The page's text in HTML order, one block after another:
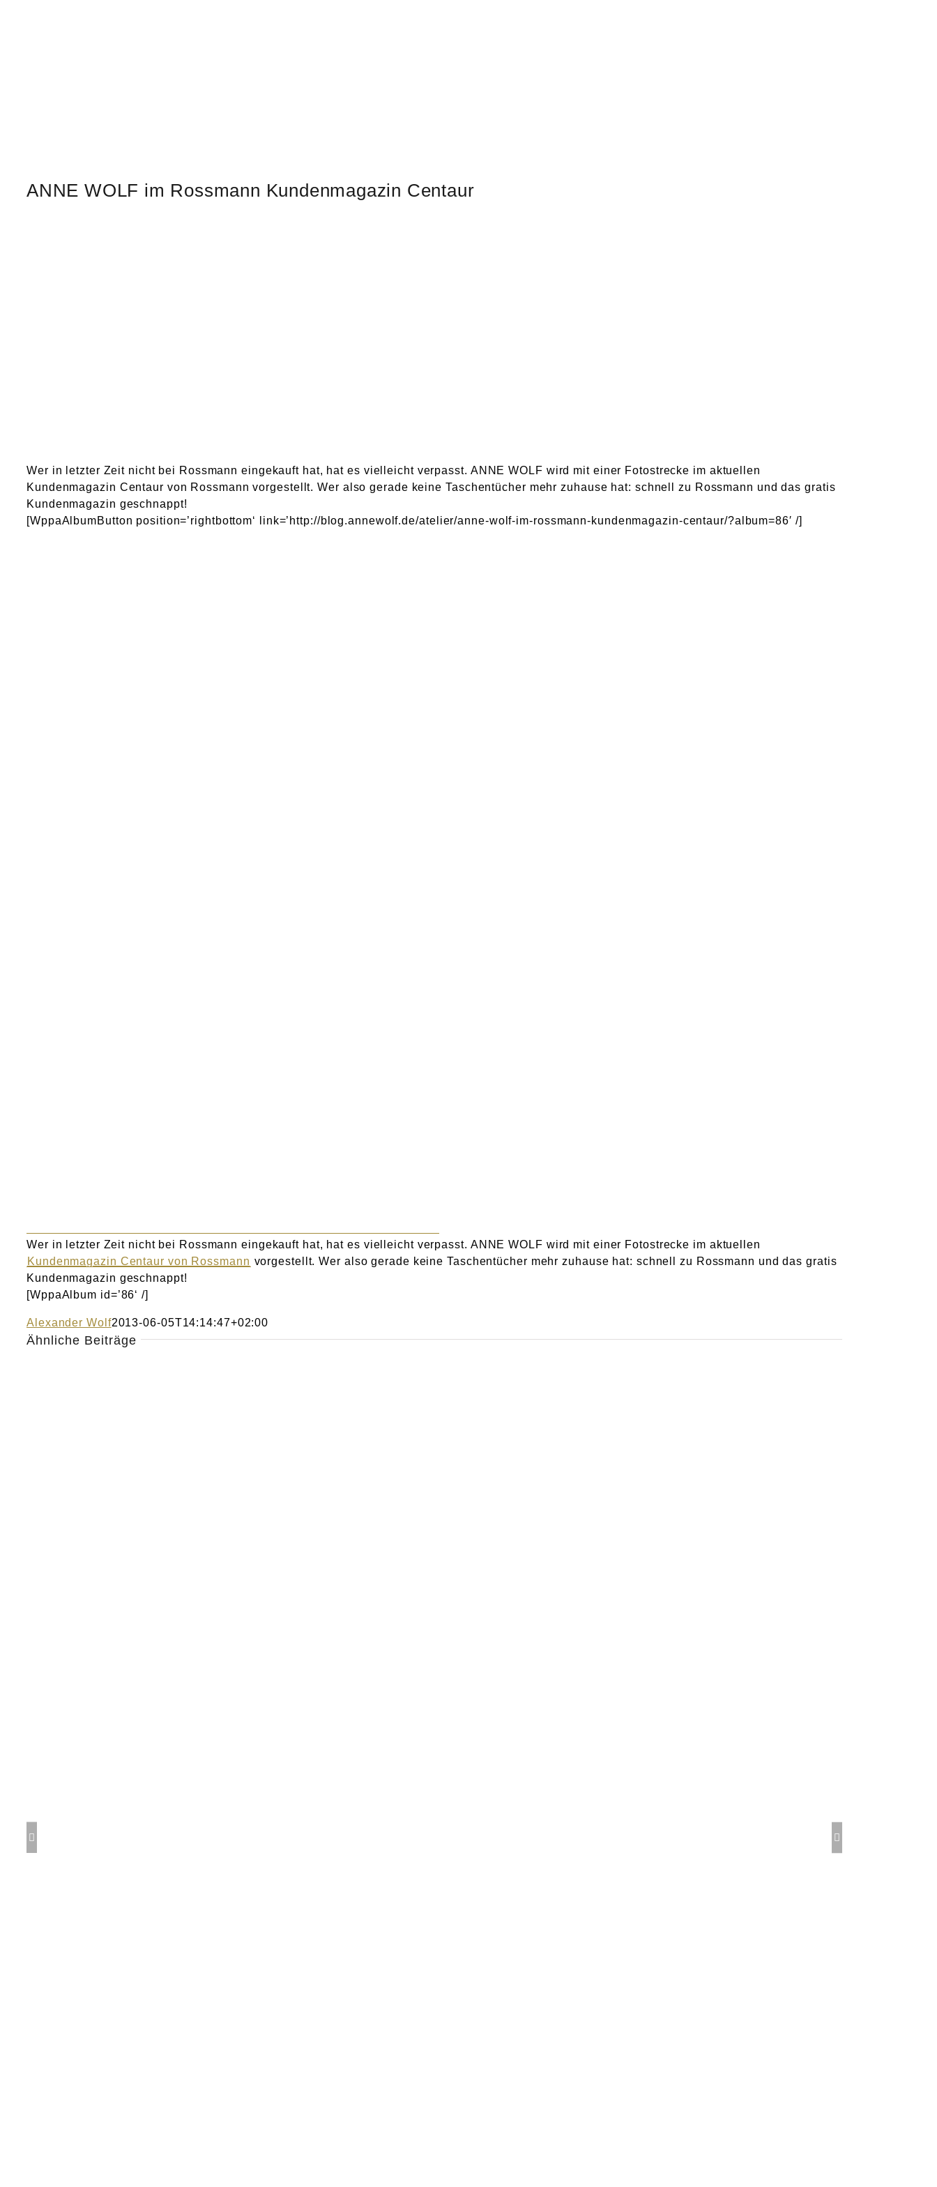
Bild
ANNE WOLF im Rossmann Kundenmagazin Centaur
Wer in letzter Zeit nicht bei Rossmann eingekauft hat, hat es vielleicht verpasst. ANNE WOLF wird mit einer Fotostrecke im aktuellen
Kundenmagazin Centaur von Rossmann vorgestellt. Wer also gerade keine Taschentücher mehr zuhause hat: schnell zu Rossmann und das gratis
Kundenmagazin geschnappt!
[WppaAlbumButton position=’rightbottom‘ link=’http://blog.annewolf.de/atelier/anne-wolf-im-rossmann-kundenmagazin-centaur/?album=86′ /]
Wer in letzter Zeit nicht bei Rossmann eingekauft hat, hat es vielleicht verpasst. ANNE WOLF wird mit einer Fotostrecke im aktuellen
Kundenmagazin Centaur von Rossmann vorgestellt. Wer also gerade keine Taschentücher mehr zuhause hat: schnell zu Rossmann und das gratis
Kundenmagazin geschnappt!
[WppaAlbum id=’86‘ /]
Alexander Wolf2013-06-05T14:14:47+02:00
Ähnliche Beiträge